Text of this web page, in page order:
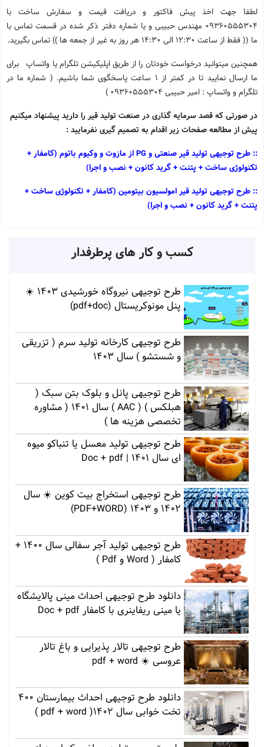
لطفا جهت اخذ پیش فاکتور و دریافت قیمت و سفارش ساخت با
09360555304 مهندس حبیبی و یا شماره دفتر ذکر شده در قسمت تماس با
ما (( فقط از ساعت 12:30 الی 14:30 هر روز به غیر از جمعه ها )) تماس بگیرید.
همچنین میتوانید درخواست خودتان را از طریق اپلیکیشن تلگرام یا واتساپ برای
ما ارسال نمایید تا در کمتر از 1 ساعت پاسخگوی شما باشیم. ( شماره ما در
تلگرام و واتساپ : امیر حبیبی 09360555304 )
در صورتی که قصد سرمایه گذاری در صنعت تولید قیر را دارید پیشنهاد میکنیم
پیش از مطالعه صفحات زیر اقدام به تصمیم گیری نفرمایید :
:: طرح توجیهی تولید قیر صنعتی و PG از مازوت و وکیوم باتوم (کامفار +
تکنولوژی ساخت + پتنت + گرید کانون + نصب و اجرا)
:: طرح توجیهی تولید قیر امولسیون بیتومین (کامفار + تکنولوژی ساخت +
پتنت + گرید کانون + نصب و اجرا)
کسب و کار های پرطرفدار
طرح توجیهی نیروگاه خورشیدی 1403 ☀️
پنل مونوکریستال (pdf+doc)
طرح توجیهی کارخانه تولید سرم ( تزریقی
و شستشو ) سال 1403
طرح توجیهی پانل و بلوک بتن سبک (
هبلکس ) ( AAC ) سال 1401 ( مشاوره
تخصصی هزینه ها )
طرح توجیهی تولید معسل یا تنباکو میوه
ای سال 1401 | Doc + pdf
طرح توجیهی استخراج بیت کوین ☀️ سال
1402 و 1403 (PDF+WORD)
طرح توجیهی تولید آجر سفالی سال 1400 +
کامفار ( Word و Pdf )
دانلود طرح توجیهی احداث مینی پالایشگاه
یا مینی ریفاینری با کامفار Doc + pdf
طرح توجیهی تالار پذیرایی و باغ تالار
عروسی ☀️ pdf + word
دانلود طرح توجیهی احداث بیمارستان 400
تخت خوابی سال 1402( pdf + word )